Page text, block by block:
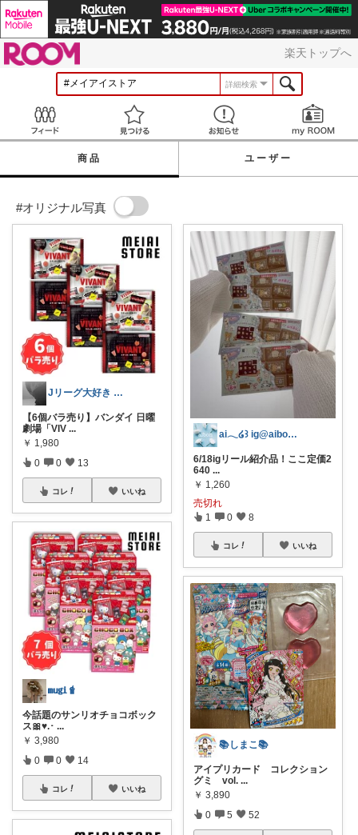
楽天トップへ
詳細検索
見つける お知らせ
商品 ユーザー
#オリジナル写真
Jリーグ大好き 🦁ゲート😪💤
【6個バラ売り】バンダイ 日曜
劇場「VIV ...
￥ 1,980
0 0 13
コレ いいね
𝐦𝐮𝐠𝐢🧋
今話題のサンリオチョコボック
ス🎀♥.･ ...
￥ 3,980
0 0 14
コレ いいね
ai‪𓂃໒꒱ ig@aibon0187
6/18igリール紹介品！ここ定価2
640 ...
￥ 1,260
売切れ
1 0 8
コレ いいね
📚しまこ📚
アイプリカード コレクション
グミ vol. ...
￥ 3,890
0 5 52